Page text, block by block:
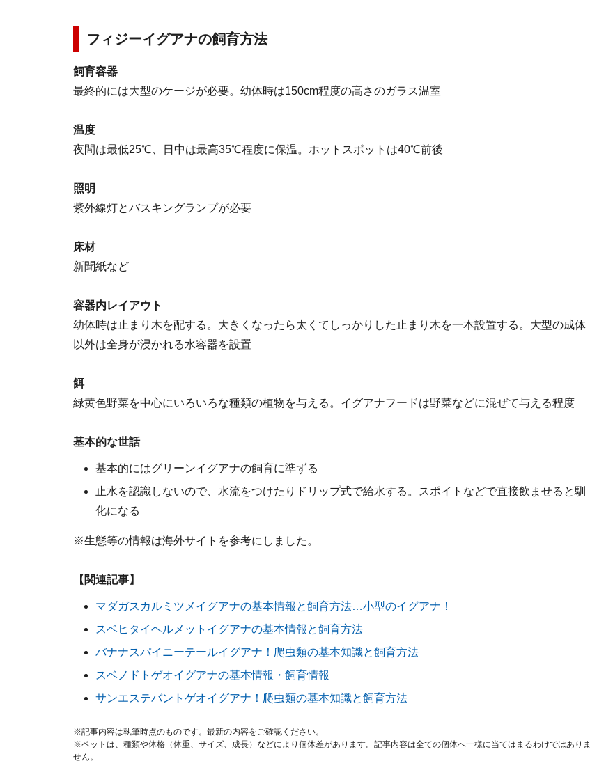
フィジーイグアナの飼育方法
飼育容器
最終的には大型のケージが必要。幼体時は150cm程度の高さのガラス温室
温度
夜間は最低25℃、日中は最高35℃程度に保温。ホットスポットは40℃前後
照明
紫外線灯とバスキングランプが必要
床材
新聞紙など
容器内レイアウト
幼体時は止まり木を配する。大きくなったら太くてしっかりした止まり木を一本設置する。大型の成体
以外は全身が浸かれる水容器を設置
餌
緑黄色野菜を中心にいろいろな種類の植物を与える。イグアナフードは野菜などに混ぜて与える程度
基本的な世話
基本的にはグリーンイグアナの飼育に準ずる
止水を認識しないので、水流をつけたりドリップ式で給水する。スポイトなどで直接飲ませると馴
化になる
※生態等の情報は海外サイトを参考にしました。
【関連記事】
マダガスカルミツメイグアナの基本情報と飼育方法…小型のイグアナ！
スベヒタイヘルメットイグアナの基本情報と飼育方法
バナナスパイニーテールイグアナ！爬虫類の基本知識と飼育方法
スベノドトゲオイグアナの基本情報・飼育情報
サンエステバントゲオイグアナ！爬虫類の基本知識と飼育方法
※記事内容は執筆時点のものです。最新の内容をご確認ください。
※ペットは、種類や体格（体重、サイズ、成長）などにより個体差があります。記事内容は全ての個体へ一様に当てはまるわけではありま
せん。